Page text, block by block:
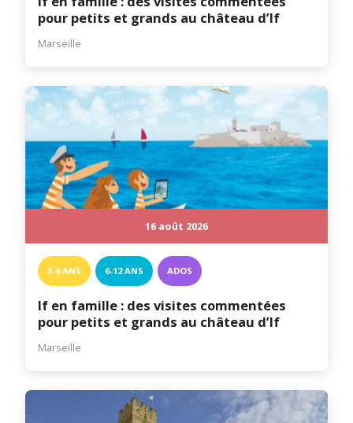
pour petits et grands au château d’If
Marseille
16 août 2026
3-6 ANS 6-12 ANS ADOS
If en famille : des visites commentées
pour petits et grands au château d’If
Marseille